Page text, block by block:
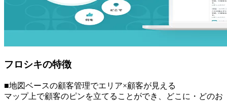
フロシキの特徴
■地図ベースの顧客管理でエリア×顧客が見える
マップ上で顧客のピンを立てることができ、どこに・どのお